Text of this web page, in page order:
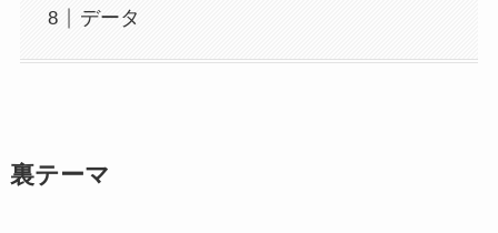
データ
裏テーマ